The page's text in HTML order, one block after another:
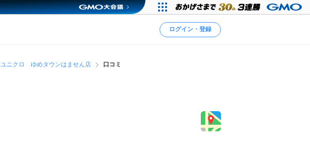
ログイン・登録
ユニクロ ゆめタウンはません店 口コミ